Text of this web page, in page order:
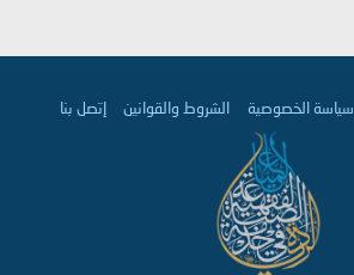
سياسة الخصوصية الشروط والقوانين إتصل بنا